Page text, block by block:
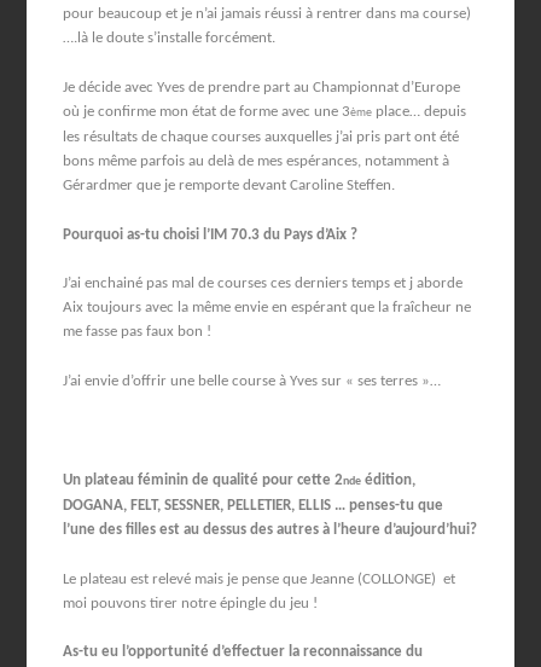
pour beaucoup et je n’ai jamais réussi à rentrer dans ma course)
….là le doute s’installe forcément.
Je décide avec Yves de prendre part au Championnat d’Europe
où je confirme mon état de forme avec une 3ème place… depuis
les résultats de chaque courses auxquelles j’ai pris part ont été
bons même parfois au delà de mes espérances, notamment à
Gérardmer que je remporte devant Caroline Steffen.
Pourquoi as-tu choisi l’IM 70.3 du Pays d’Aix ?
J’ai enchainé pas mal de courses ces derniers temps et j aborde
Aix toujours avec la même envie en espérant que la fraîcheur ne
me fasse pas faux bon !
J’ai envie d’offrir une belle course à Yves sur « ses terres »…
Un plateau féminin de qualité pour cette 2nde édition,
DOGANA, FELT, SESSNER, PELLETIER, ELLIS … penses-tu que
l’une des filles est au dessus des autres à l’heure d’aujourd’hui?
Le plateau est relevé mais je pense que Jeanne (COLLONGE) et
moi pouvons tirer notre épingle du jeu !
As-tu eu l’opportunité d’effectuer la reconnaissance du